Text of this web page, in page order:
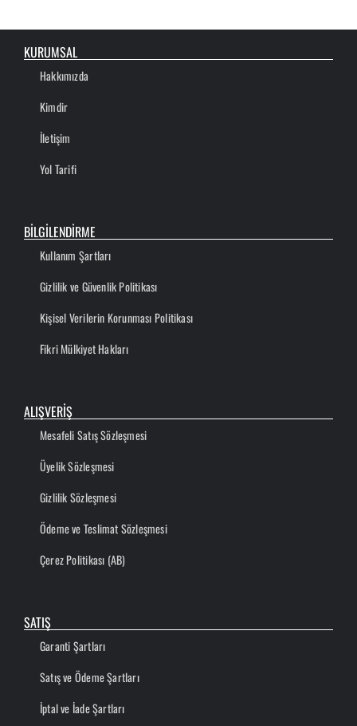
KURUMSAL
Hakkımızda
Kimdir
İletişim
Yol Tarifi
BİLGİLENDİRME
Kullanım Şartları
Gizlilik ve Güvenlik Politikası
Kişisel Verilerin Korunması Politikası
Fikri Mülkiyet Hakları
ALIŞVERİŞ
Mesafeli Satış Sözleşmesi
Üyelik Sözleşmesi
Gizlilik Sözleşmesi
Ödeme ve Teslimat Sözleşmesi
Çerez Politikası (AB)
SATIŞ
Garanti Şartları
Satış ve Ödeme Şartları
İptal ve İade Şartları